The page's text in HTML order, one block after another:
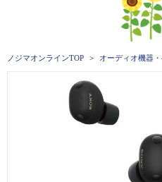
ノジマオンラインTOP オーディオ機器